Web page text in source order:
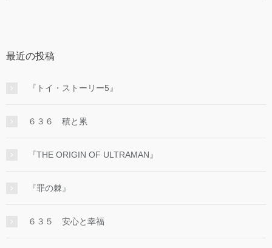
最近の投稿
『トイ・ストーリー5』
６３６ 積と累
『THE ORIGIN OF ULTRAMAN』
『罪の棘』
６３５ 安心と幸福